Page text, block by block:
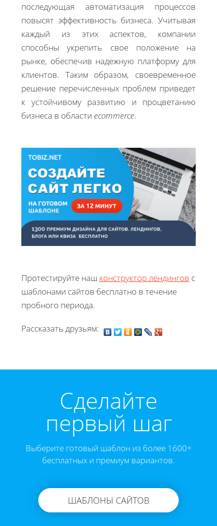
последующая автоматизация процессов
повысят эффективность бизнеса. Учитывая
каждый из этих аспектов, компании
способны укрепить свое положение на
рынке, обеспечив надежную платформу для
клиентов. Таким образом, своевременное
решение перечисленных проблем приведет
к устойчивому развитию и процветанию
бизнеса в области ecommerce.
Протестируйте наш конструктор лендингов с
шаблонами сайтов бесплатно в течение
пробного периода.
Рассказать друзьям:
Cделайте
первый шаг
Выберите готовый шаблон из более 1600+
бесплатных и премиум вариантов.
ШАБЛОНЫ САЙТОВ